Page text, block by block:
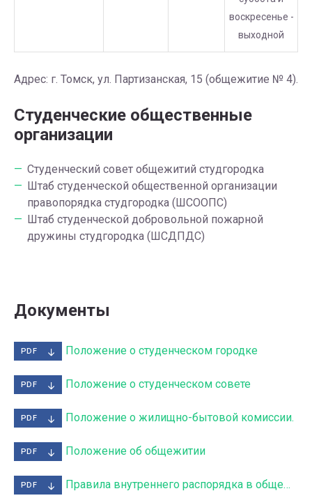
воскресенье -
выходной
Адрес: г. Томск, ул. Партизанская, 15 (общежитие № 4).
Студенческие общественные
организации
Студенческий совет общежитий студгородка
Штаб студенческой общественной организации
правопорядка студгородка (ШСООПС)
Штаб студенческой добровольной пожарной
дружины студгородка (ШСДПДС)
Документы
PDF Положение о студенческом городке
PDF Положение о студенческом совете
PDF Положение о жилищно-бытовой комиссии.
PDF Положение об общежитии
PDF Правила внутреннего распорядка в общежитии